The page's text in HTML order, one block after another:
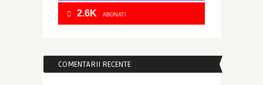
2.6K ABONATI
COMENTARII RECENTE